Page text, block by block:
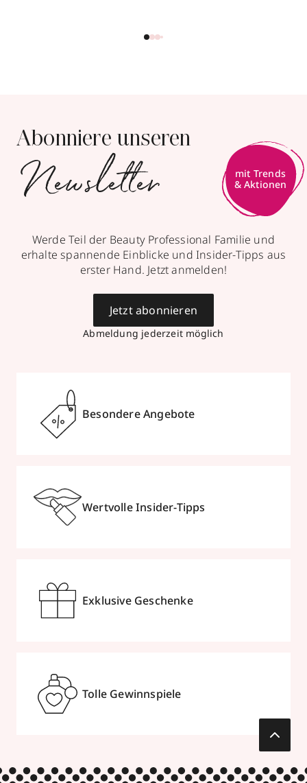
Abonniere unseren
Newsletter
Werde Teil der Beauty Professional Familie und
erhalte spannende Einblicke und Insider-Tipps aus
erster Hand. Jetzt anmelden!
Abmeldung jederzeit möglich
Jetzt abonnieren
Besondere Angebote
Wertvolle Insider-Tipps
Exklusive Geschenke
Tolle Gewinnspiele